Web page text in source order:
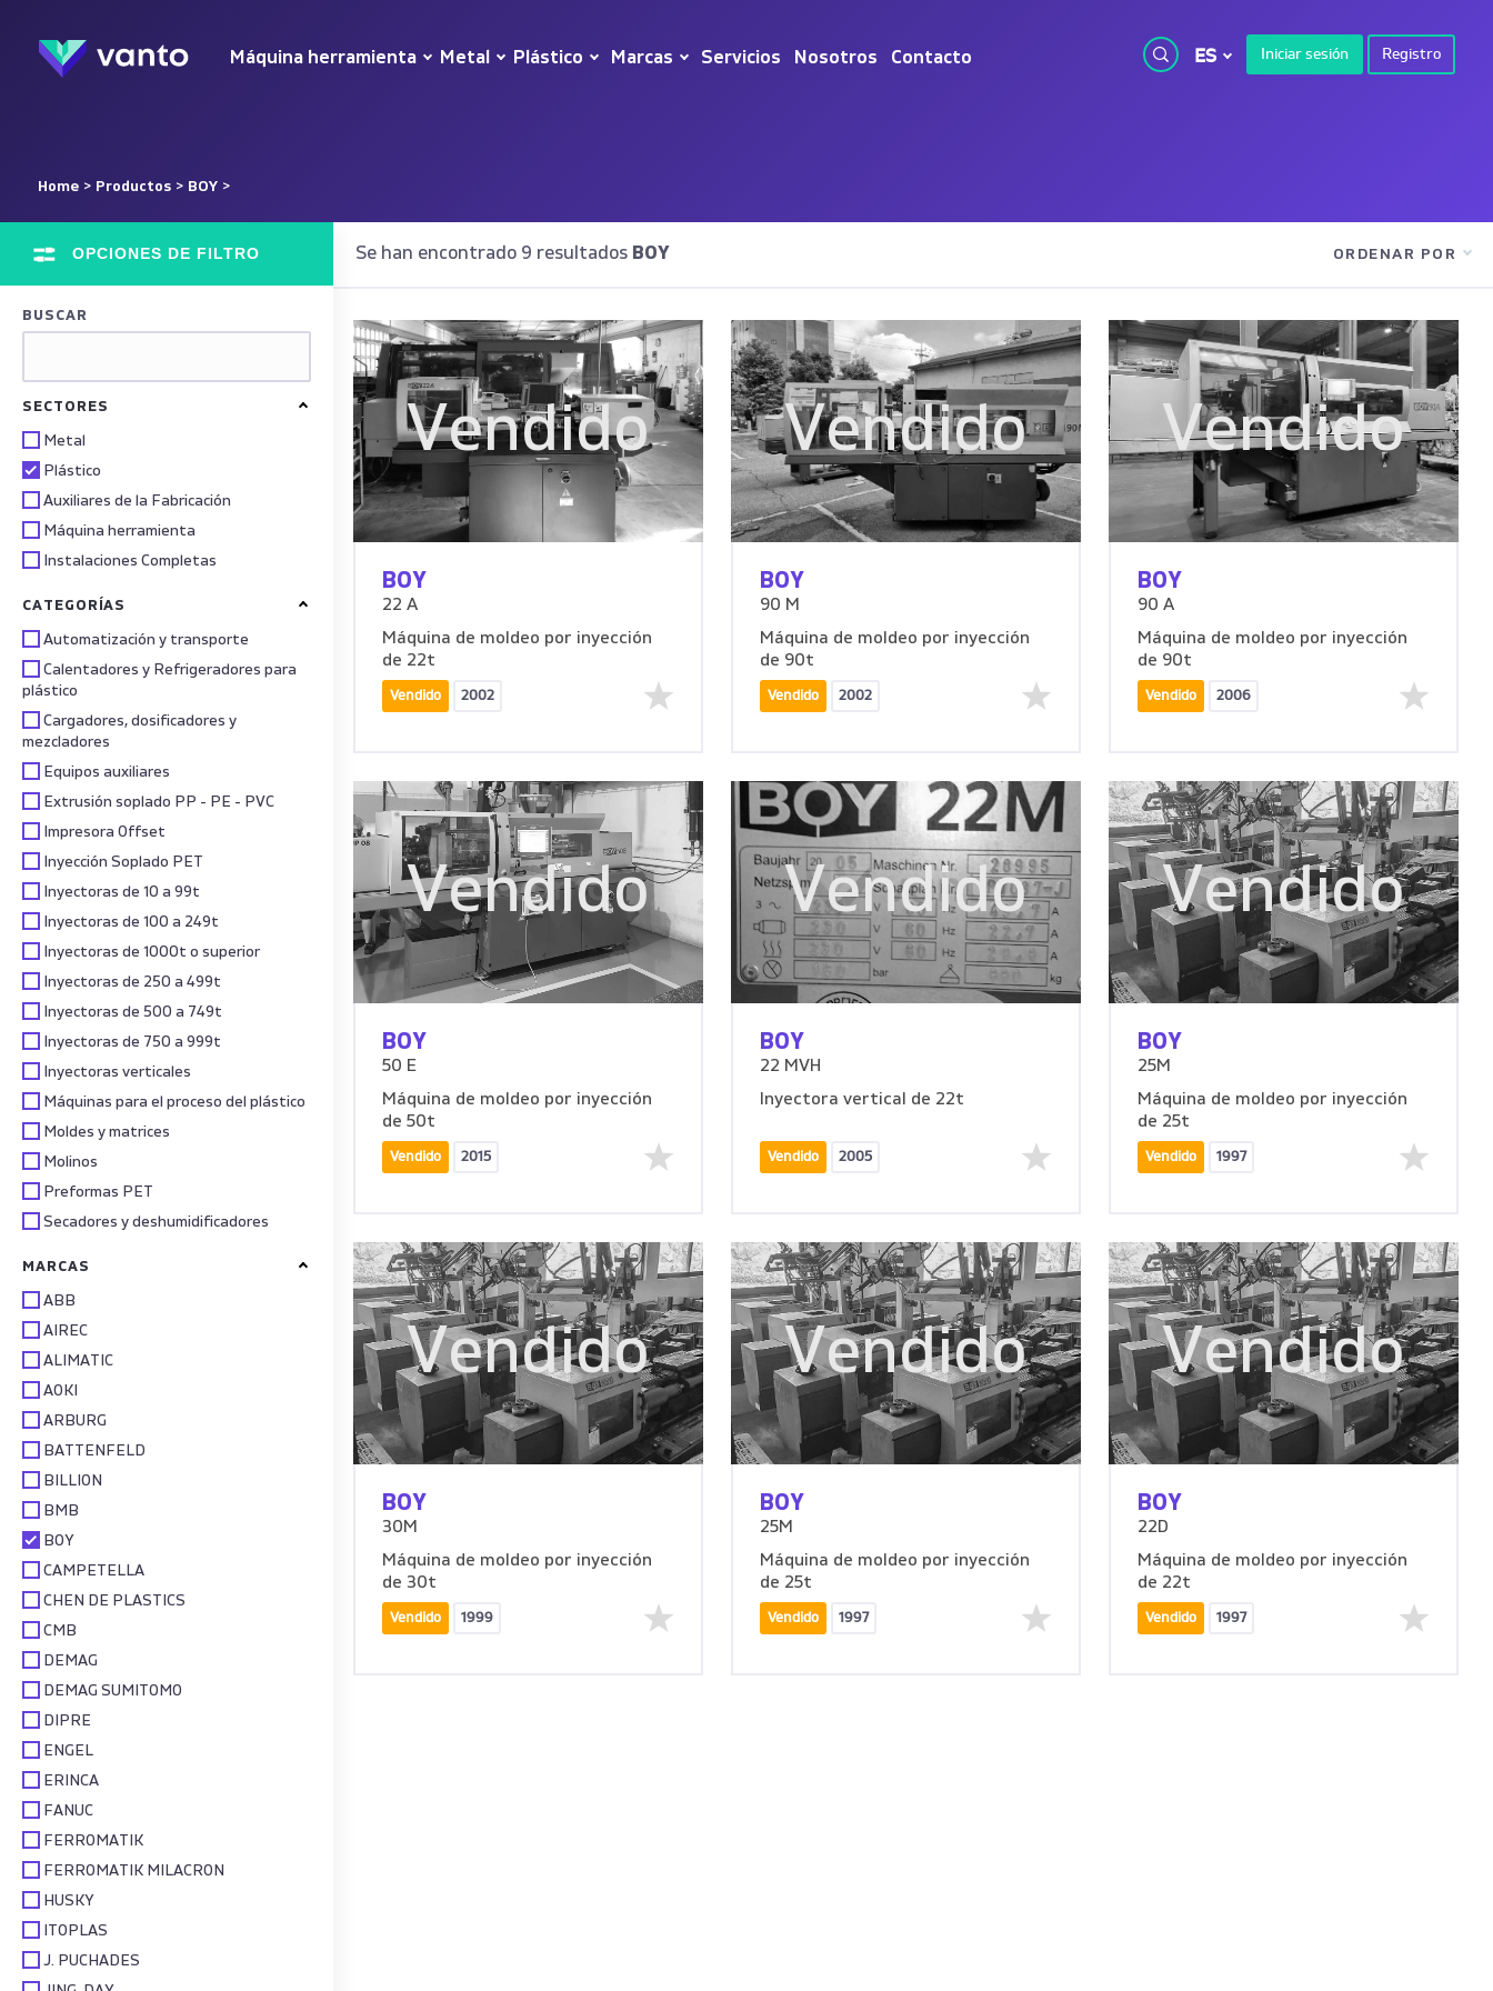
Máquina herramienta Metal Plástico Marcas Servicios Nosotros Contacto ES Iniciar sesión Registro
Home > Productos > BOY >
OPCIONES DE FILTRO
BUSCAR
SECTORES
Metal
Plástico
Auxiliares de la Fabricación
Máquina herramienta
Instalaciones Completas
CATEGORÍAS
Automatización y transporte
Calentadores y Refrigeradores para
plástico
Cargadores, dosificadores y
mezcladores
Equipos auxiliares
Extrusión soplado PP - PE - PVC
Impresora Offset
Inyección Soplado PET
Inyectoras de 10 a 99t
Inyectoras de 100 a 249t
Inyectoras de 1000t o superior
Inyectoras de 250 a 499t
Inyectoras de 500 a 749t
Inyectoras de 750 a 999t
Inyectoras verticales
Máquinas para el proceso del plástico
Moldes y matrices
Molinos
Preformas PET
Secadores y deshumidificadores
MARCAS
ABB
AIREC
ALIMATIC
AOKI
ARBURG
BATTENFELD
BILLION
BMB
BOY
CAMPETELLA
CHEN DE PLASTICS
CMB
DEMAG
DEMAG SUMITOMO
DIPRE
ENGEL
ERINCA
FANUC
FERROMATIK
FERROMATIK MILACRON
HUSKY
ITOPLAS
J. PUCHADES
Se han encontrado 9 resultados BOY ORDENAR POR
Vendido
BOY
22 A
Máquina de moldeo por inyección
de 22t
Vendido 2002
Vendido
BOY
90 M
Máquina de moldeo por inyección
de 90t
Vendido 2002
Vendido
BOY
90 A
Máquina de moldeo por inyección
de 90t
Vendido 2006
Vendido
BOY
50 E
Máquina de moldeo por inyección
de 50t
Vendido 2015
Vendido
BOY
22 MVH
Inyectora vertical de 22t
Vendido 2005
Vendido
BOY
25M
Máquina de moldeo por inyección
de 25t
Vendido 1997
Vendido
BOY
30M
Máquina de moldeo por inyección
de 30t
Vendido 1999
Vendido
BOY
25M
Máquina de moldeo por inyección
de 25t
Vendido 1997
Vendido
BOY
22D
Máquina de moldeo por inyección
de 22t
Vendido 1997